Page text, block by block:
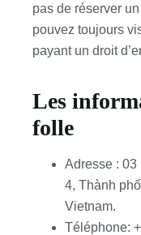
pas de réserver
pouvez toujours
payant un droit
Les
folle
Adresse :
4, Thành
Vietnam.
Téléphone: